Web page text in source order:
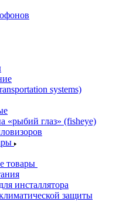
systems)
«рыбий глаз» (fisheye)
товары
инсталлятора
защиты